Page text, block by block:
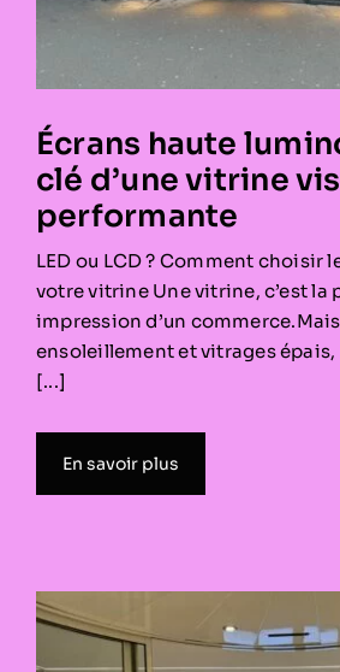
Écrans haute
clé d’une vitrine
performante
LED ou LCD ? Comment choisir
votre vitrine Une vitrine, c’est la
impression d’un
ensoleillement et vitrages épais,
[...]
En savoir plus